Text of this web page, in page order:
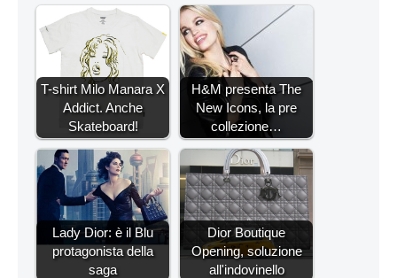
T-shirt Milo Manara X
Addict. Anche
Skateboard!
H&M presenta The
New Icons, la pre
collezione…
Lady Dior: è il Blu
protagonista della
saga
Dior Boutique
Opening, soluzione
all'indovinello